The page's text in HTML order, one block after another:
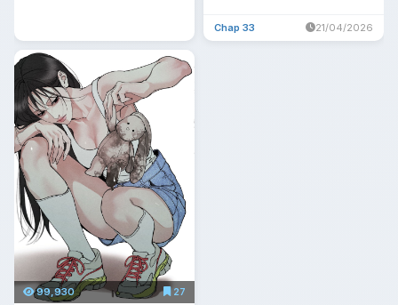
Chap 33 21/04/2026
99,930 27